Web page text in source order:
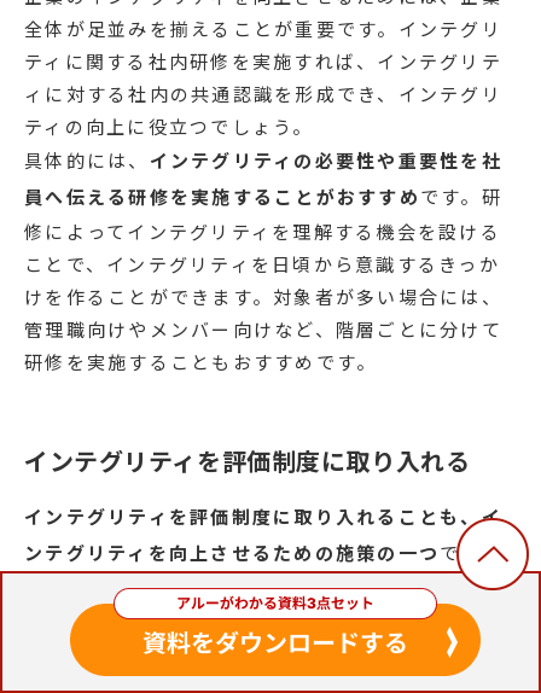
全体が足並みを揃えることが重要です。インテグリ
ティに関する社内研修を実施すれば、インテグリテ
ィに対する社内の共通認識を形成でき、インテグリ
ティの向上に役立つでしょう。
具体的には、 インテグリティの必要性や重要性を社
員へ伝える研修を実施することがおすすめです。研
修によってインテグリティを理解する機会を設ける
ことで、インテグリティを日頃から意識するきっか
けを作ることができます。対象者が多い場合には、
管理職向けやメンバー向けなど、階層ごとに分けて
研修を実施することもおすすめです。
インテグリティを評価制度に取り入れる
インテグリティを評価制度に取り入れることも、イ
ンテグリティを向上させるための施策の一つです。
例えば評価基準の一つに、以下のような項目を取り
入れてみましょう。
会社の掲げるMVVに沿った行動ができているか